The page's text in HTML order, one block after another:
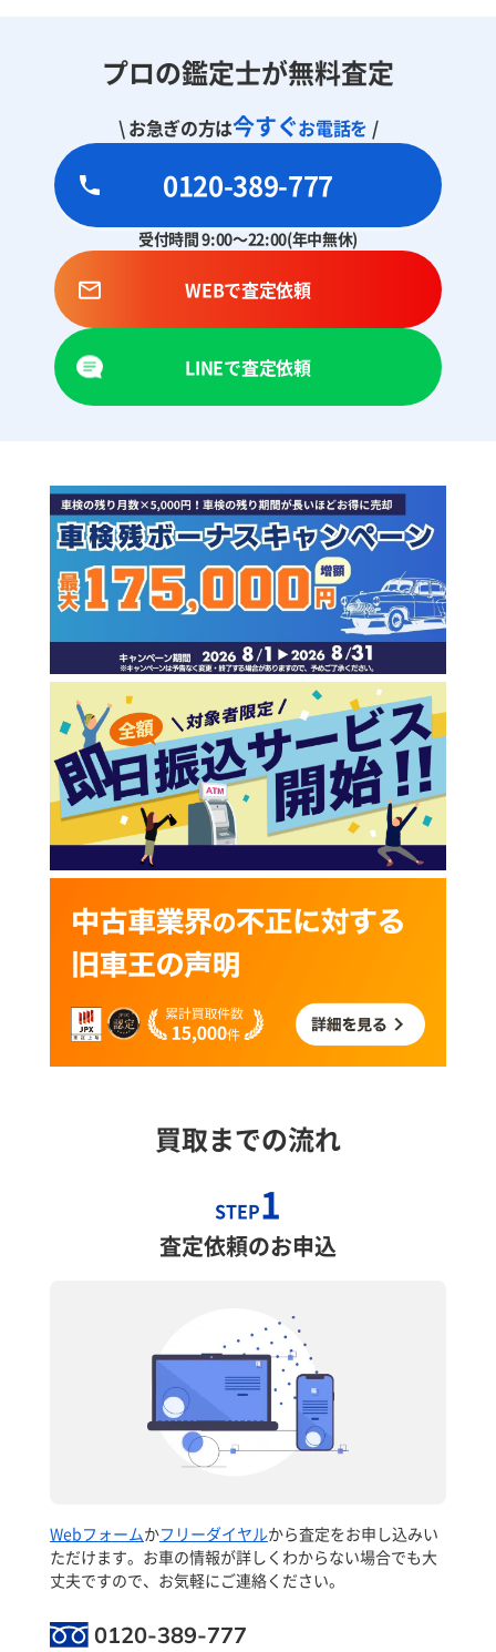
プロの鑑定士が無料査定
\ お急ぎの方は今すぐお電話を /
0120-389-777
受付時間 9:00～22:00(年中無休)
WEBで査定依頼
LINEで査定依頼
買取までの流れ
STEP1
査定依頼のお申込
Webフォームかフリーダイヤルから査定をお申し込みい
ただけます。お車の情報が詳しくわからない場合でも大
丈夫ですので、お気軽にご連絡ください。
0120-389-777